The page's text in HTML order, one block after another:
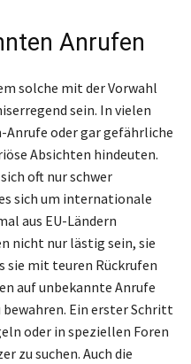
Anrufen
solche mit der Vorwahl
sein. In vielen
Anrufe oder gar gefährliche
Absichten hindeuten.
oft nur schwer
sich um internationale
aus EU-Ländern
nicht nur lästig sein, sie
sie mit teuren Rückrufen
auf unbekannte Anrufe
bewahren. Ein erster Schritt
oder in speziellen Foren
zu suchen. Auch die